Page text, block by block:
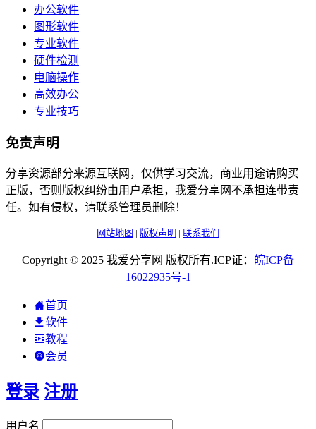
办公软件
图形软件
专业软件
硬件检测
电脑操作
高效办公
专业技巧
免责声明
分享资源部分来源互联网，仅供学习交流，商业用途请购买
正版，否则版权纠纷由用户承担，我爱分享网不承担连带责
任。如有侵权，请联系管理员删除！
网站地图 | 版权声明 | 联系我们
Copyright © 2025 我爱分享网 版权所有.ICP证： 皖ICP备
16022935号-1
首页
软件
教程
会员
登录 注册
用户名